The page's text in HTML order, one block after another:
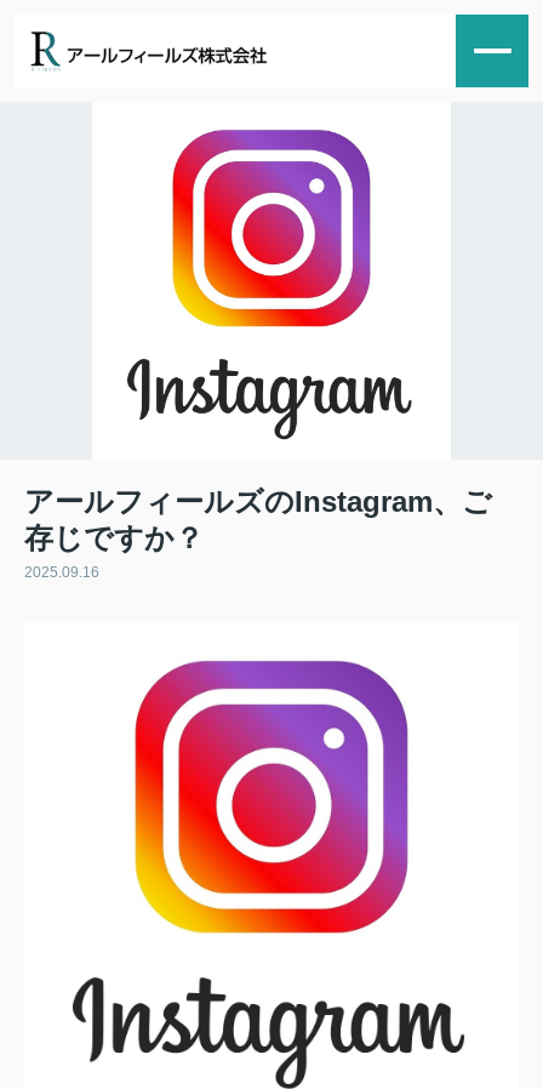
アールフィールズのInstagram、ご
存じですか？
2025.09.16